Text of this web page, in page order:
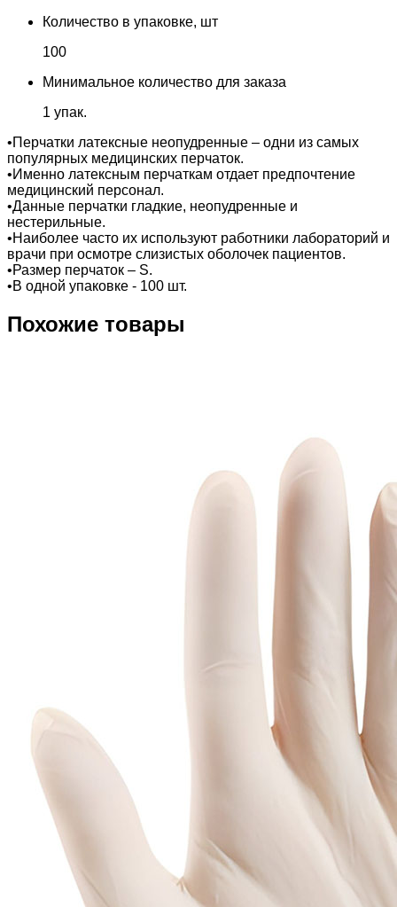
Количество в упаковке, шт
100
Минимальное количество для заказа
1 упак.
•Перчатки латексные неопудренные – одни из самых
популярных медицинских перчаток.
•Именно латексным перчаткам отдает предпочтение
медицинский персонал.
•Данные перчатки гладкие, неопудренные и
нестерильные.
•Наиболее часто их используют работники лабораторий и
врачи при осмотре слизистых оболочек пациентов.
•Размер перчаток – S.
•В одной упаковке - 100 шт.
Похожие товары